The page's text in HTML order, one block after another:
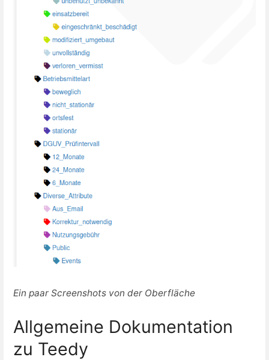
Ein paar Screenshots von der Oberfläche
Allgemeine Dokumentation
zu Teedy